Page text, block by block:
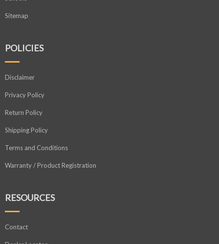
Sitemap
POLICIES
Disclaimer
Privacy Policy
Return Policy
Shipping Policy
Terms and Conditions
Warranty / Product Registration
RESOURCES
Contact